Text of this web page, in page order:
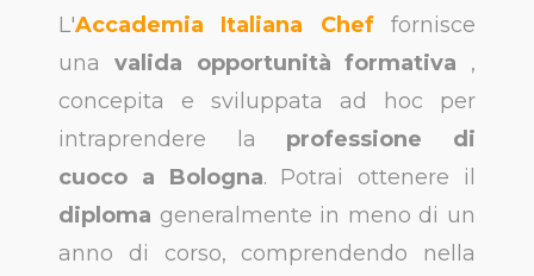
L'Accademia Italiana Cheffornisce
una valida opportunità formativa ,
concepita e sviluppata ad hoc per
intraprendere la professione di
cuoco a Bologna. Potrai ottenere il
diploma generalmente in meno di un
anno di corso, comprendendo nella